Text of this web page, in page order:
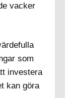
vacker
som
investera
kan göra